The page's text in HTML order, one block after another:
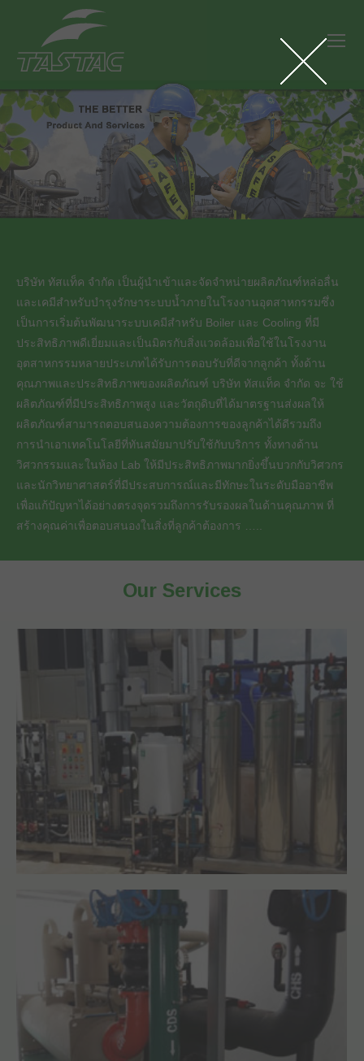
บริษัท ทัสแท็ค จำกัด เป็นผู้นำเข้าและจัดจำหน่ายผลิตภัณฑ์หล่อลื่น
และเคมีสำหรับบำรุงรักษาระบบน้ำภายในโรงงานอุตสาหกรรมซึ่ง
เป็นการเริ่มต้นพัฒนาระบบเคมีสำหรับ Boiler และ Cooling ที่มี
ประสิทธิภาพดีเยี่ยมและเป็นมิตรกับสิ่งแวดล้อมเพื่อใช้ในโรงงาน
อุตสาหกรรมหลายประเภทได้รับการตอบรับที่ดีจากลูกค้า ทั้งด้าน
คุณภาพและประสิทธิภาพของผลิตภัณฑ์ บริษัท ทัสแท็ค จำกัด จะ ใช้
ผลิตภัณฑ์ที่มีประสิทธิภาพสูง และวัตถุดิบที่ได้มาตรฐานส่งผลให้
ผลิตภัณฑ์สามารถตอบสนองความต้องการของลูกค้าได้ดีรวมถึง
การนำเอาเทคโนโลยีที่ทันสมัยมาปรับใช้กับบริการ ทั้งทางด้าน
วิศวกรรมและในห้อง Lab ให้มีประสิทธิภาพมากยิ่งขึ้นบวกกับวิศวกร
และนักวิทยาศาสตร์ที่มีประสบการณ์และมีทักษะในระดับมืออาชีพ
เพื่อแก้ปัญหาได้อย่างตรงจุดรวมถึงการรับรองผลในด้านคุณภาพ ที่
สร้างคุณค่าเพื่อตอบสนองในสิ่งที่ลูกค้าต้องการ …..
Our Services